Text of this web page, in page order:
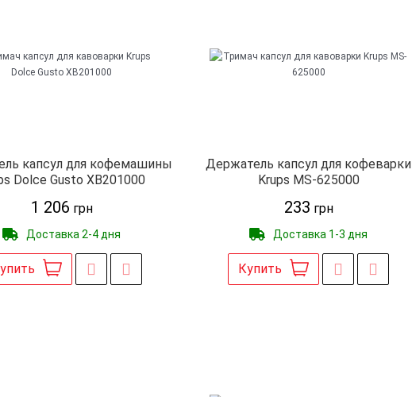
капсул для кофемашины
Dolce Gusto XB201000
1 206 грн
Доставка 2-4 дня
Держатель капсул для кофеварки
Krups MS-625000
233 грн
Доставка 1-3 дня
Купить